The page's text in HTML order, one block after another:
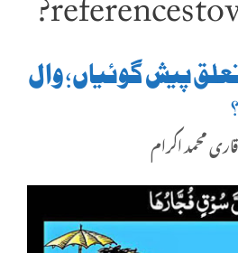
پیش گوئیاں؛ وال
قاری محمد اکرام